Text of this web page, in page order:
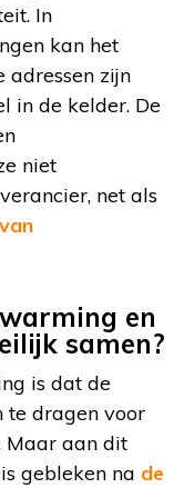
In
kan het
adressen zijn
in de kelder. De
niet
net als
en
samen?
is dat de
te dragen voor
Maar aan dit
gebleken na de